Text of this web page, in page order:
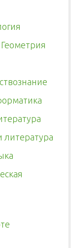
Геометрия
литература